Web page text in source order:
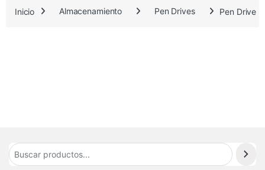
3
Inicio Almacenamiento Pen Drives Pen Drive